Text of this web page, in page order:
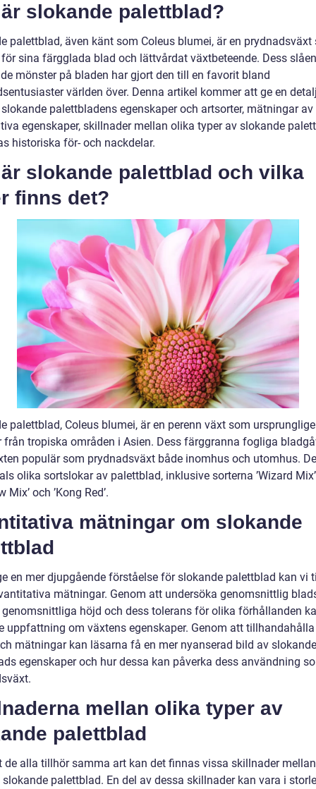
slokande palettblad?
palettblad, även känt som Coleus blumei, är en prydnadsväxt
sina färgglada blad och lättvårdat växtbeteende. Dess
mönster på bladen har gjort den till en favorit bland
världen över. Denna artikel kommer att ge en
palettbladens egenskaper och artsorter, mätningar av
egenskaper, skillnader mellan olika typer av slokande
historiska för- och nackdelar.
slokande palettblad och vilka
finns det?
palettblad, Coleus blumei, är en perenn växt som
från tropiska områden i Asien. Dess färggranna fogliga
populär som prydnadsväxt både inomhus och utomhus.
olika sortslokar av palettblad, inklusive sorterna ’Wizard
Mix’ och ’Kong Red’.
mätningar om slokande
en mer djupgående förståelse för slokande palettblad kan vi
mätningar. Genom att undersöka genomsnittlig
höjd och dess tolerans för olika förhållanden
uppfattning om växtens egenskaper. Genom att
mätningar kan läsarna få en mer nyanserad bild av slokande
egenskaper och hur dessa kan påverka dess användning
mellan olika typer av
palettblad
de alla tillhör samma art kan det finnas vissa skillnader
slokande palettblad. En del av dessa skillnader kan vara i